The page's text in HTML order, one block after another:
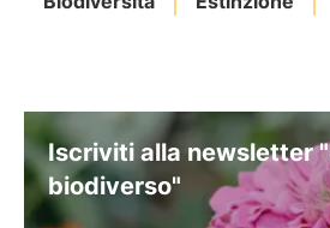
Iscriviti alla newsletter
biodiverso"